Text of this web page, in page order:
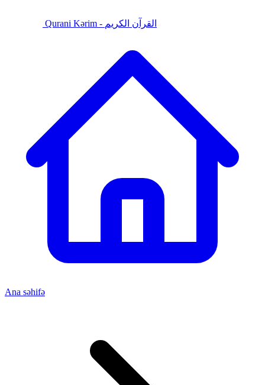
Qurani Kərim - القرآن الكريم
Ana səhifə